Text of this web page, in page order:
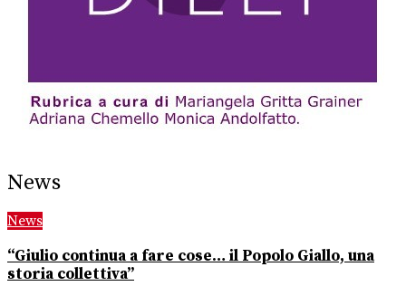
News
News
“Giulio continua a fare cose… il Popolo Giallo, una
storia collettiva”